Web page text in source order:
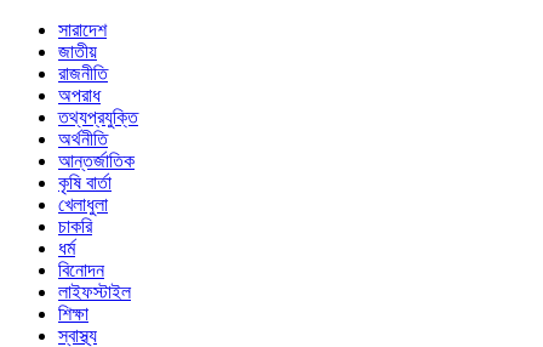
সারাদেশ
জাতীয়
রাজনীতি
অপরাধ
তথ্যপ্রযুক্তি
অর্থনীতি
আন্তর্জাতিক
কৃষি বার্তা
খেলাধুলা
চাকরি
ধর্ম
বিনোদন
লাইফস্টাইল
শিক্ষা
স্বাস্থ্য